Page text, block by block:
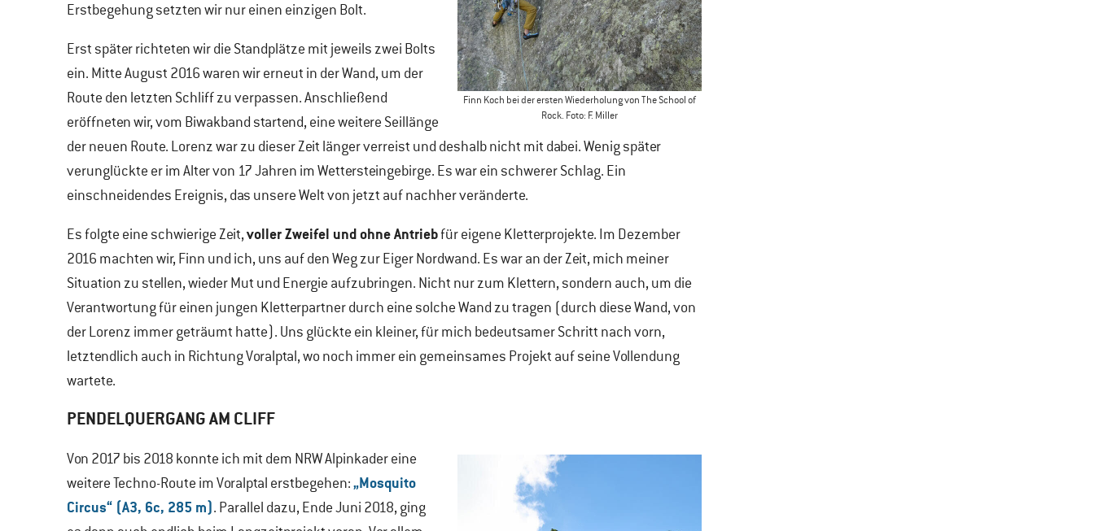
Finn Koch bei der ersten Wiederholung von The School of
Rock. Foto: F. Miller
Erstbegehung setzten wir nur einen einzigen Bolt.
Erst später richteten wir die Standplätze mit jeweils zwei Bolts
ein. Mitte August 2016 waren wir erneut in der Wand, um der
Route den letzten Schliff zu verpassen. Anschließend
eröffneten wir, vom Biwakband startend, eine weitere Seillänge
der neuen Route. Lorenz war zu dieser Zeit länger verreist und deshalb nicht mit dabei. Wenig später
verunglückte er im Alter von 17 Jahren im Wettersteingebirge. Es war ein schwerer Schlag. Ein
einschneidendes Ereignis, das unsere Welt von jetzt auf nachher veränderte.
Es folgte eine schwierige Zeit,voller Zweifel und ohne Antriebfür eigene Kletterprojekte. Im Dezember
2016 machten wir, Finn und ich, uns auf den Weg zur Eiger Nordwand. Es war an der Zeit, mich meiner
Situation zu stellen, wieder Mut und Energie aufzubringen. Nicht nur zum Klettern, sondern auch, um die
Verantwortung für einen jungen Kletterpartner durch eine solche Wand zu tragen (durch diese Wand, von
der Lorenz immer geträumt hatte). Uns glückte ein kleiner, für mich bedeutsamer Schritt nach vorn,
letztendlich auch in Richtung Voralptal, wo noch immer ein gemeinsames Projekt auf seine Vollendung
wartete.
PENDELQUERGANG AM CLIFF
Von 2017 bis 2018 konnte ich mit dem NRW Alpinkader eine
weitere Techno-Route im Voralptal erstbegehen:„Mosquito
Circus“ (A3, 6c, 285 m). Parallel dazu, Ende Juni 2018, ging